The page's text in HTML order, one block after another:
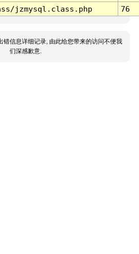
jzmysql.class.php 76
错信息详细记录, 由此给您带来的访问不便我
们深感歉意.